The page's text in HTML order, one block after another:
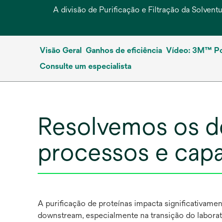
A divisão de Purificação e Filtração da
Visão Geral Ganhos de eficiência Vídeo: 3M™
Consulte um especialista
Resolvemos os
processos e
A purificação de proteínas impacta
downstream, especialmente na transição do